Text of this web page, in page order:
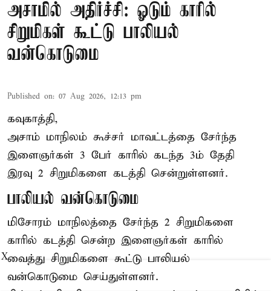
அசாமில் அதிர்ச்சி: ஓடும் காரில்
சிறுமிகள் கூட்டு பாலியல்
வன்கொடுமை
Published on: 07 Aug 2026, 12:13 pm
கவுகாத்தி,
அசாம் மாநிலம் கூச்சர் மாவட்டத்தை சேர்ந்த
இளைஞர்கள் 3 பேர் காரில் கடந்த 3ம் தேதி
இரவு 2 சிறுமிகளை கடத்தி சென்றுள்ளனர்.
பாலியல் வன்கொடுமை
மிசோரம் மாநிலத்தை சேர்ந்த 2 சிறுமிகளை
காரில் கடத்தி சென்ற இளைஞர்கள் காரில்
வைத்து சிறுமிகளை கூட்டு பாலியல்
வன்கொடுமை செய்துள்ளனர்.
X